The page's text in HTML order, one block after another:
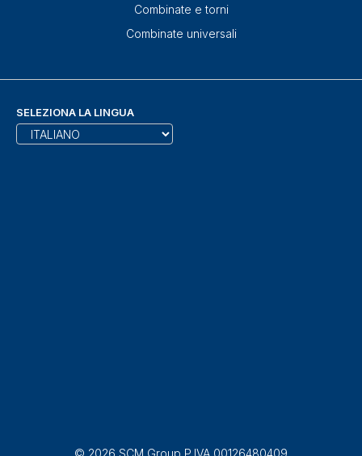
Combinate e torni
Combinate universali
SELEZIONA LA LINGUA